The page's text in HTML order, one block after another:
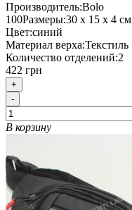
Производитель:Bolo
100Размеры:30 х 15 х 4 см
Цвет:синий
Материал верха:Текстиль
Количество отделений:2
422 грн
+
-
В корзину